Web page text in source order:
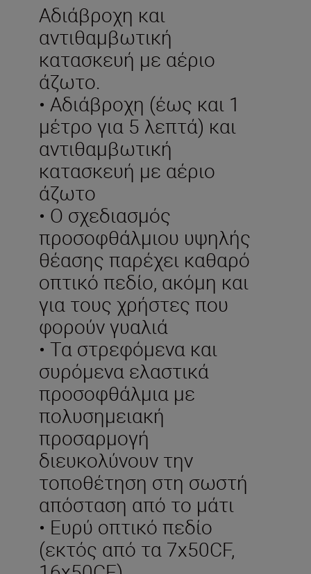
Αδιάβροχη και
αντιθαμβωτική
κατασκευή με αέριο
άζωτο.
• Αδιάβροχη (έως και 1
μέτρο για 5 λεπτά) και
αντιθαμβωτική
κατασκευή με αέριο
άζωτο
• Ο σχεδιασμός
προσοφθάλμιου υψηλής
θέασης παρέχει καθαρό
οπτικό πεδίο, ακόμη και
για τους χρήστες που
φορούν γυαλιά
• Τα στρεφόμενα και
συρόμενα ελαστικά
προσοφθάλμια με
πολυσημειακή
προσαρμογή
διευκολύνουν την
τοποθέτηση στη σωστή
απόσταση από το μάτι
• Ευρύ οπτικό πεδίο
(εκτός από τα 7x50CF,